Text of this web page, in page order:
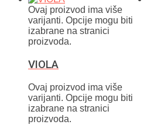
Ovaj proizvod ima više
varijanti. Opcije mogu biti
izabrane na stranici
proizvoda.
VIOLA
Ovaj proizvod ima više
varijanti. Opcije mogu biti
izabrane na stranici
proizvoda.